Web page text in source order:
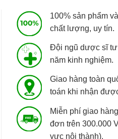
100% sản phẩm
chất lượng, uy tín.
Đội ngũ dược sĩ tư
năm kinh nghiệm.
Giao hàng toàn
toán khi nhận
Miễn phí giao
đơn trên 300.000
vực nội thành).